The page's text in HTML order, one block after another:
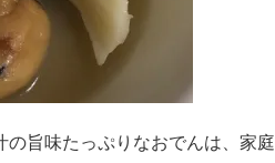
の旨味たっぷりなおでんは、家庭